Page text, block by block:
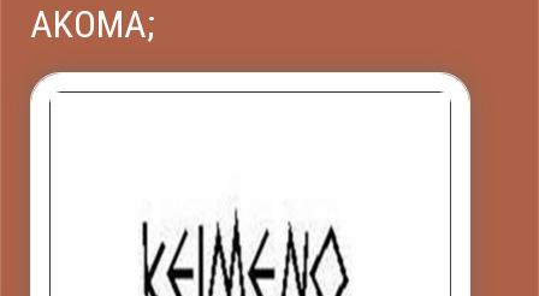
ΑΚΟΜΑ;